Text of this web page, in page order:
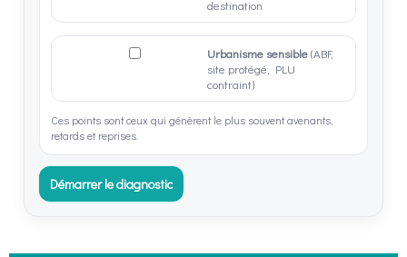
destination
Urbanisme sensible(ABF,
site protégé, PLU
contraint)
Ces points sont ceux qui génèrent le plus souvent avenants,
retards et reprises.
Démarrer le diagnostic